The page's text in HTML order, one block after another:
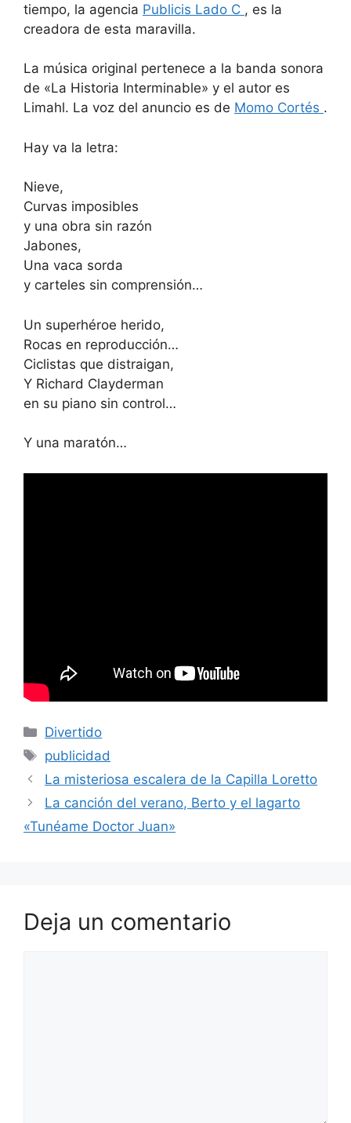
tiempo, la agencia Publicis Lado C , es la
creadora de esta maravilla.
La música original pertenece a la banda sonora
de «La Historia Interminable» y el autor es
Limahl. La voz del anuncio es de Momo Cortés .
Hay va la letra:
Nieve,
Curvas imposibles
y una obra sin razón
Jabones,
Una vaca sorda
y carteles sin comprensión…
Un superhéroe herido,
Rocas en reproducción…
Ciclistas que distraigan,
Y Richard Clayderman
en su piano sin control…
Y una maratón…
Categorías
Divertido
Etiquetas
publicidad
La misteriosa escalera de la Capilla Loretto
La canción del verano, Berto y el lagarto
«Tunéame Doctor Juan»
Deja un comentario